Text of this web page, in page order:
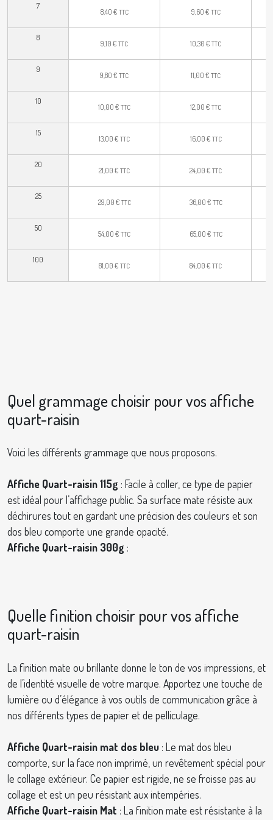
7
8,40€ TTC 9,60€ TTC
8
9,10€ TTC 10,30€ TTC
9
9,80€ TTC 11,00€ TTC
10
10,00€ TTC 12,00€ TTC
15
13,00€ TTC 16,00€ TTC
20
21,00€ TTC 24,00€ TTC
25
29,00€ TTC 36,00€ TTC
50
54,00€ TTC 65,00€ TTC
100
81,00€ TTC 84,00€ TTC
Quel grammage choisir pour vos affiche
quart-raisin
Voici les différents grammage que nous proposons.
Affiche Quart-raisin 115g : Facile à coller, ce type de papier
est idéal pour l’affichage public. Sa surface mate résiste aux
déchirures tout en gardant une précision des couleurs et son
dos bleu comporte une grande opacité.
Affiche Quart-raisin 300g :
Quelle finition choisir pour vos affiche
quart-raisin
La finition mate ou brillante donne le ton de vos impressions, et
de l’identité visuelle de votre marque. Apportez une touche de
lumière ou d’élégance à vos outils de communication grâce à
nos différents types de papier et de pelliculage.
Affiche Quart-raisin mat dos bleu : Le mat dos bleu
comporte, sur la face non imprimé, un revêtement spécial pour
le collage extérieur. Ce papier est rigide, ne se froisse pas au
collage et est un peu résistant aux intempéries.
Affiche Quart-raisin Mat : La finition mate est résistante à la